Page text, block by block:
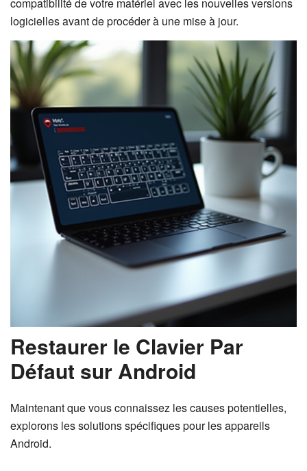
logicielles avant de procéder à une mise à jour.
Restaurer le Clavier Par
Défaut sur Android
Maintenant que vous connaissez les causes potentielles,
explorons les solutions spécifiques pour les appareils
Android.